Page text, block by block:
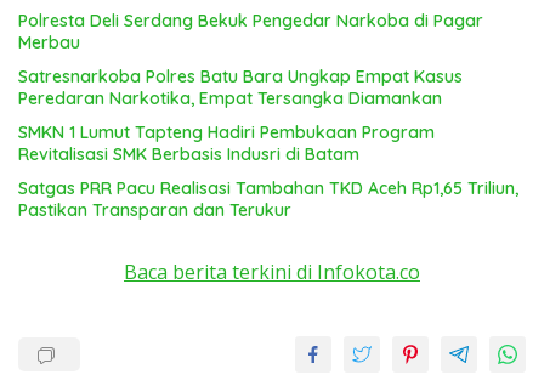
Polresta Deli Serdang Bekuk Pengedar Narkoba di Pagar
Merbau
Satresnarkoba Polres Batu Bara Ungkap Empat Kasus
Peredaran Narkotika, Empat Tersangka Diamankan
SMKN 1 Lumut Tapteng Hadiri Pembukaan Program
Revitalisasi SMK Berbasis Indusri di Batam
Satgas PRR Pacu Realisasi Tambahan TKD Aceh Rp1,65 Triliun,
Pastikan Transparan dan Terukur
Baca berita terkini di Infokota.co